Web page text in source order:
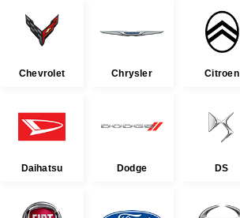
Chevrolet Chrysler Citroen
Daihatsu Dodge DS